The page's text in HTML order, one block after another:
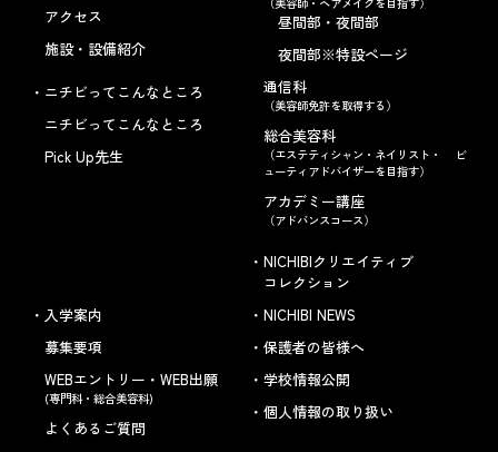
アクセス
施設・設備紹介
ニチビってこんなところ
ニチビってこんなところ
Pick Up先生
昼間部・夜間部
夜間部※特設ページ
通信科
（美容師免許を取得する）
総合美容科
（エステティシャン・ネイリスト・ ビ
ューティアドバイザーを目指す）
アカデミー講座
（アドバンスコース）
NICHIBIクリエイティブ
コレクション
入学案内
募集要項
WEBエントリー・WEB出願
(専門科・総合美容科)
よくあるご質問
NICHIBI NEWS
保護者の皆様へ
学校情報公開
個人情報の取り扱い